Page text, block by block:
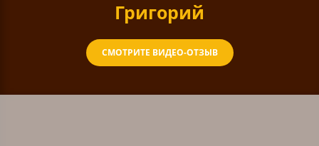
Григорий
СМОТРИТЕ ВИДЕО-ОТЗЫВ